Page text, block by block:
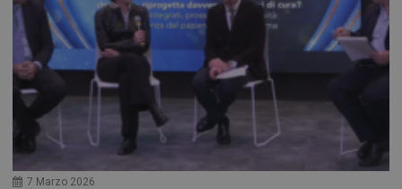
7 Marzo 2026